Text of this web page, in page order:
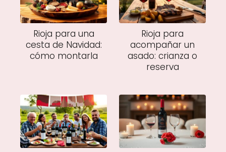
Rioja para una
cesta de Navidad:
cómo montarla
Rioja para
acompañar un
asado: crianza o
reserva